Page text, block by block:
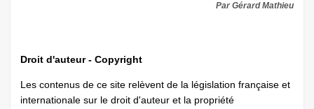
Par Gérard Mathieu
Droit d'auteur - Copyright
Les contenus de ce site relèvent de la législation française et
internationale sur le droit d'auteur et la propriété